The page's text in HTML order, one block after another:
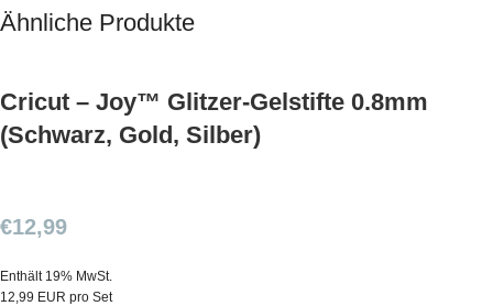
Ähnliche Produkte
Cricut – Joy™ Glitzer-Gelstifte 0.8mm
(Schwarz, Gold, Silber)
€12,99
Enthält 19% MwSt.
12,99 EUR pro Set